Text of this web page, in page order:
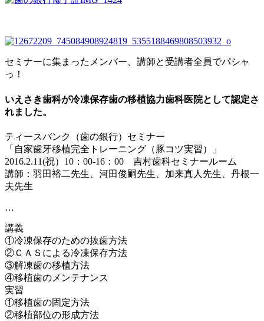
セミナーに集まったメンバー、講師と受講者全員でパシャ
っ！
いえさき歯科が冷凍保存歯の移植協力歯科医院として認定さ
れました。
ティースバンク（歯の銀行）セミナー
「自家歯牙移植完全トレーニング（豚コツ実習）」
2016.2.11(祝）10：00-16：00 吉村歯科セミナールーム
講師：羽田裕二先生、河田俊嗣先生、加来真人先生、丹根一
夫先生
…
講義
①冷凍保存のための抜歯方法
②ＣＡＳによる冷凍保存方法
③解凍歯の移植方法
④移植歯のメンテナンス
実習
①移植歯の固定方法
②移植部位の形成方法